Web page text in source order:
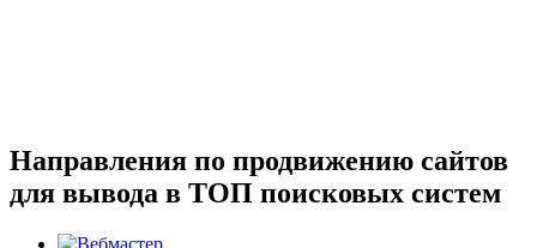
Направления по продвижению сайтов
для вывода в ТОП поисковых систем